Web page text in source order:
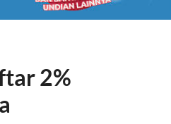
2%